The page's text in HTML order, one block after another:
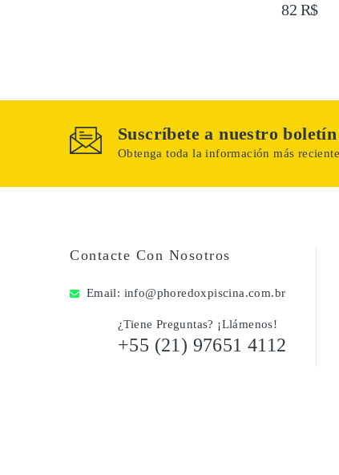
82 R$
Suscríbete a nuestro boletín
Obtenga toda la información más
Contacte Con Nosotros
Email: info@phoredoxpiscina.com.br
¿Tiene Preguntas? ¡Llámenos!
+55 (21) 97651 4112